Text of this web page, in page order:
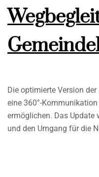
Die optimierte Version der
eine 360°-
ermöglichen. Das
und den Umgang für die